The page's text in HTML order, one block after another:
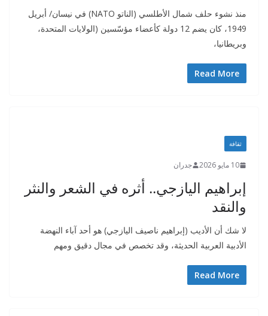
منذ نشوء حلف شمال الأطلسي (الناتو NATO) في نيسان/ أبريل
1949، كان يضم 12 دولة كأعضاء مؤسّسين (الولايات المتحدة،
وبريطانيا،
Read More
ثقافة
10 مايو 2026 جدران
إبراهيم اليازجي.. أثره في الشعر والنثر
والنقد
لا شك أن الأديب (إبراهيم ناصيف اليازجي) هو أحد آباء النهضة
الأدبية العربية الحديثة، وقد تخصص في مجال دقيق ومهم
Read More